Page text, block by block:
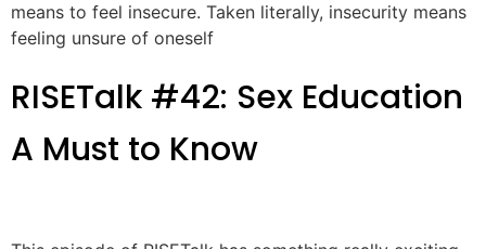
means to feel insecure. Taken literally, insecurity means
feeling unsure of oneself
RISETalk #42: Sex Education
A Must to Know